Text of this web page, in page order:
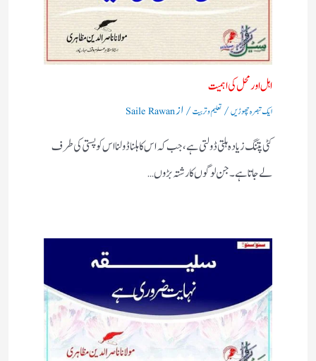
اہل اورمحل کی اہمیت
ایک تبصرہ چھوڑیں/ تعلیم و تربیت/ ازSaile Rawan
کٹی پتنگ زیادہ ہلتی ڈولتی ہے ، جب کہ اس کا ہلنا ڈولنا اس کو پستی کی طرف
لے جاتا ہے۔جن لوگوں کا رشتہ بڑوں…